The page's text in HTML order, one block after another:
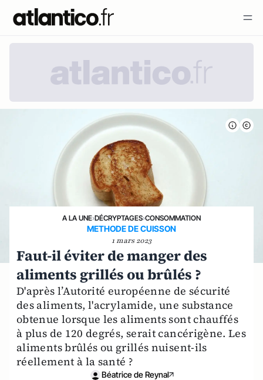
A LA UNE›DÉCRYPTAGES›CONSOMMATION
METHODE DE CUISSON
1 mars 2023
Faut-il éviter de manger des
aliments grillés ou brûlés ?
D'après l’Autorité européenne de sécurité
des aliments, l'acrylamide, une substance
obtenue lorsque les aliments sont chauffés
à plus de 120 degrés, serait cancérigène. Les
aliments brûlés ou grillés nuisent-ils
réellement à la santé ?
Béatrice de Reynal